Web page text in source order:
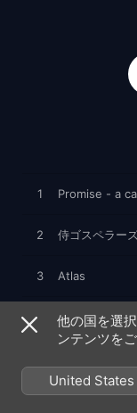
1 Promise - a
2 侍ゴスペラー
3 Atlas
4 終わらない世界
6 靴は履いたま
他の国を選
ンテンツを
United States